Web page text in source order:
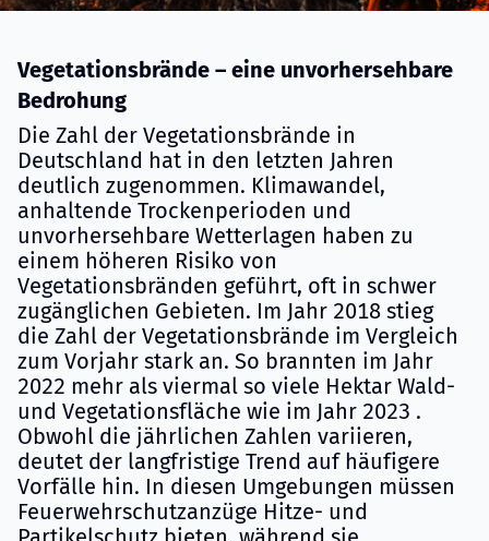
Vegetationsbrände – eine unvorhersehbare
Bedrohung
Die Zahl der Vegetationsbrände in
Deutschland hat in den letzten Jahren
deutlich zugenommen. Klimawandel,
anhaltende Trockenperioden und
unvorhersehbare Wetterlagen haben zu
einem höheren Risiko von
Vegetationsbränden geführt, oft in schwer
zugänglichen Gebieten. Im Jahr 2018 stieg
die Zahl der Vegetationsbrände im Vergleich
zum Vorjahr stark an. So brannten im Jahr
2022 mehr als viermal so viele Hektar Wald-
und Vegetationsfläche wie im Jahr 2023 .
Obwohl die jährlichen Zahlen variieren,
deutet der langfristige Trend auf häufigere
Vorfälle hin. In diesen Umgebungen müssen
Feuerwehrschutzanzüge Hitze- und